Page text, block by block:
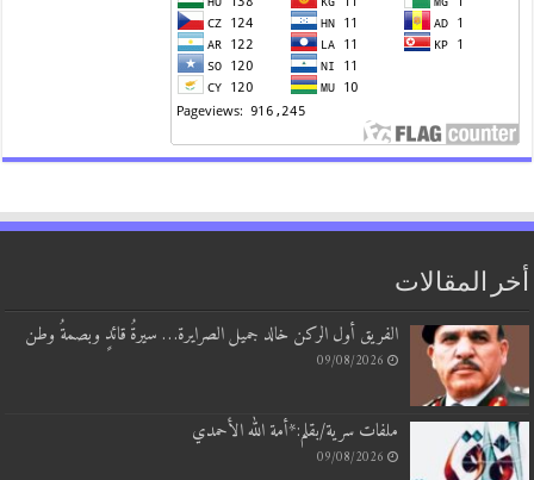
أخر المقالات
الفريق أول الركن خالد جميل الصرايرة… سيرةُ قائدٍ وبصمةُ وطن
09/08/2026
ملفات سرية/بقلم:*أمة الله الأحمدي
09/08/2026